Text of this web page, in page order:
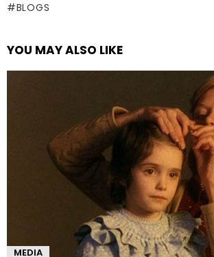
BLOGS
YOU MAY ALSO LIKE
MEDIA